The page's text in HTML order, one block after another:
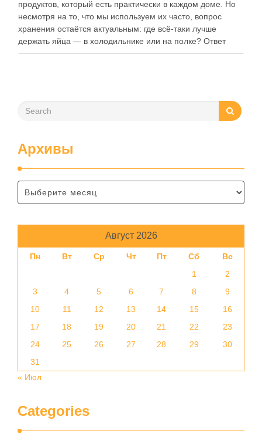
продуктов, который есть практически в каждом доме. Но
несмотря на то, что мы используем их часто, вопрос
хранения остаётся актуальным: где всё-таки лучше
держать яйца — в холодильнике или на полке? Ответ
зависит от нескольких факторов, включая температуру
Архивы
Август 2026
Пн Вт Ср Чт Пт Сб
Вс
1
2
3
4 5 6 7 8
9
10
11 12 13 14 15
16
17
18 19 20 21 22
23
24
25 26 27 28 29
30
31
« Июл
Categories